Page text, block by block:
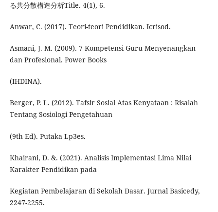
る共分散構造分析Title. 4(1), 6.
Anwar, C. (2017). Teori-teori Pendidikan. Icrisod.
Asmani, J. M. (2009). 7 Kompetensi Guru Menyenangkan
dan Profesional. Power Books
(IHDINA).
Berger, P. L. (2012). Tafsir Sosial Atas Kenyataan : Risalah
Tentang Sosiologi Pengetahuan
(9th Ed). Putaka Lp3es.
Khairani, D. &. (2021). Analisis Implementasi Lima Nilai
Karakter Pendidikan pada
Kegiatan Pembelajaran di Sekolah Dasar. Jurnal Basicedy,
2247-2255.